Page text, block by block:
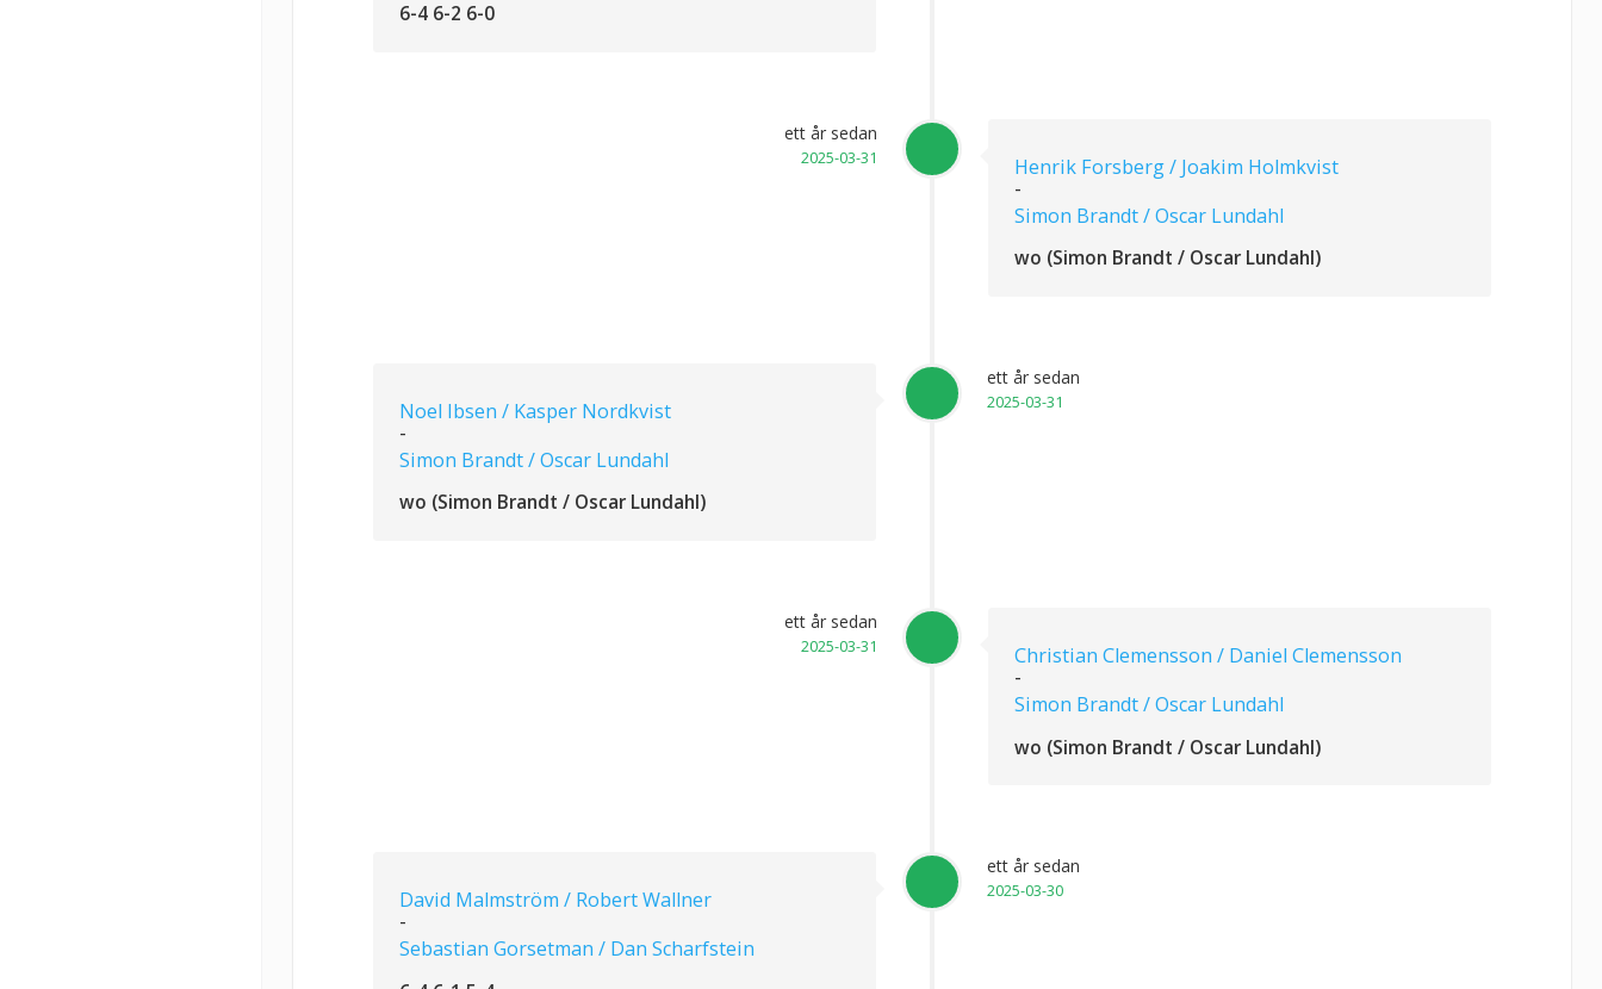
6-4 6-2 6-0
Henrik Forsberg / Joakim Holmkvist
-
Simon Brandt / Oscar Lundahl
wo (Simon Brandt / Oscar Lundahl)
ett år sedan
2025-03-31
Noel Ibsen / Kasper Nordkvist
-
Simon Brandt / Oscar Lundahl
wo (Simon Brandt / Oscar Lundahl)
ett år sedan
2025-03-31
Christian Clemensson / Daniel Clemensson
-
Simon Brandt / Oscar Lundahl
wo (Simon Brandt / Oscar Lundahl)
ett år sedan
2025-03-31
David Malmström / Robert Wallner
-
Sebastian Gorsetman / Dan Scharfstein
ett år sedan
2025-03-30